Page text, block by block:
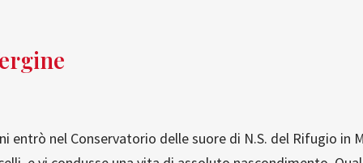
entrò nel Conservatorio delle suore di N.S. del Rifugio in